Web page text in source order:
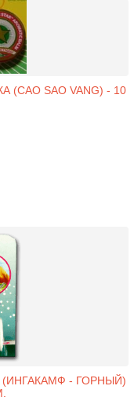
SAO VANG) - 10
- ГОРНЫЙ)